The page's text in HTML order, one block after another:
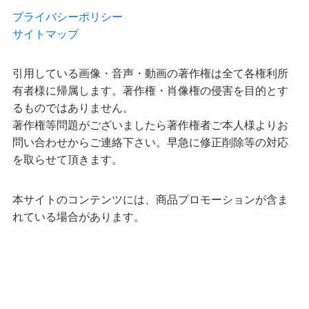
プライバシーポリシー
サイトマップ
引用している画像・音声・動画の著作権は全て各権利所
有者様に帰属します。著作権・肖像権の侵害を目的とす
るものではありません。
著作権等問題がございましたら著作権者ご本人様よりお
問い合わせからご連絡下さい。早急に修正削除等の対応
を取らせて頂きます。
本サイトのコンテンツには、商品プロモーションが含ま
れている場合があります。